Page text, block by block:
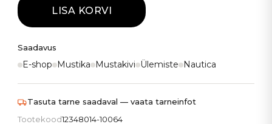
LISA KORVI
Saadavus
E-shop Mustika Mustakivi Ülemiste Nautica
Tasuta tarne saadaval — vaata tarneinfot
Tootekood12348014-10064